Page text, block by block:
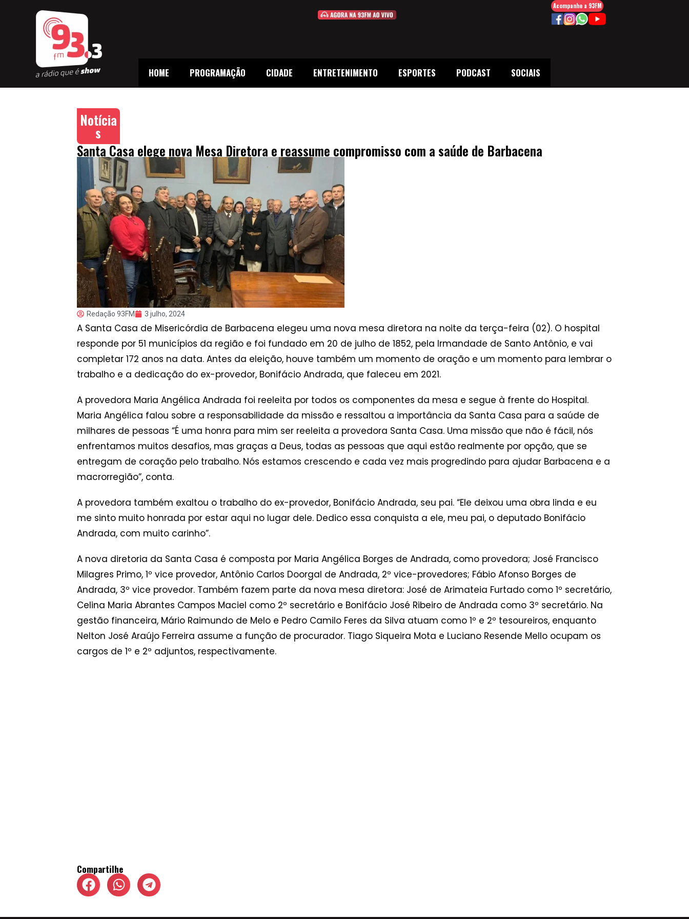
HOME PROGRAMAÇÃO CIDADE ENTRETENIMENTO ESPORTES PODCAST SOCIAIS
Acompanhe a 93FM
Notícia
s
Santa Casa elege nova Mesa Diretora e reassume compromisso com a saúde de Barbacena
Redação 93FM 3 julho, 2024
A Santa Casa de Misericórdia de Barbacena elegeu uma nova mesa diretora na noite da terça-feira (02). O hospital
responde por 51 municípios da região e foi fundado em 20 de julho de 1852, pela Irmandade de Santo Antônio, e vai
completar 172 anos na data. Antes da eleição, houve também um momento de oração e um momento para lembrar o
trabalho e a dedicação do ex-provedor, Bonifácio Andrada, que faleceu em 2021.
A provedora Maria Angélica Andrada foi reeleita por todos os componentes da mesa e segue à frente do Hospital.
Maria Angélica falou sobre a responsabilidade da missão e ressaltou a importância da Santa Casa para a saúde de
milhares de pessoas “É uma honra para mim ser reeleita a provedora Santa Casa. Uma missão que não é fácil, nós
enfrentamos muitos desafios, mas graças a Deus, todas as pessoas que aqui estão realmente por opção, que se
entregam de coração pelo trabalho. Nós estamos crescendo e cada vez mais progredindo para ajudar Barbacena e a
macrorregião”, conta.
A provedora também exaltou o trabalho do ex-provedor, Bonifácio Andrada, seu pai. “Ele deixou uma obra linda e eu
me sinto muito honrada por estar aqui no lugar dele. Dedico essa conquista a ele, meu pai, o deputado Bonifácio
Andrada, com muito carinho”.
A nova diretoria da Santa Casa é composta por Maria Angélica Borges de Andrada, como provedora; José Francisco
Milagres Primo, 1º vice provedor, Antônio Carlos Doorgal de Andrada, 2º vice-provedores; Fábio Afonso Borges de
Andrada, 3º vice provedor. Também fazem parte da nova mesa diretora: José de Arimateia Furtado como 1º secretário,
Celina Maria Abrantes Campos Maciel como 2º secretário e Bonifácio José Ribeiro de Andrada como 3º secretário. Na
gestão financeira, Mário Raimundo de Melo e Pedro Camilo Feres da Silva atuam como 1º e 2º tesoureiros, enquanto
Nelton José Araújo Ferreira assume a função de procurador. Tiago Siqueira Mota e Luciano Resende Mello ocupam os
cargos de 1º e 2º adjuntos, respectivamente.
Compartilhe